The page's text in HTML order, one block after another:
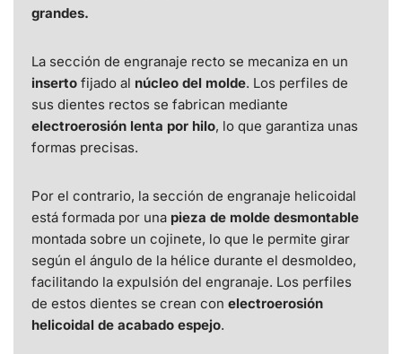
grandes.
La sección de engranaje recto se mecaniza en un
inserto fijado al núcleo del molde. Los perfiles de
sus dientes rectos se fabrican mediante
electroerosión lenta por hilo, lo que garantiza unas
formas precisas.
Por el contrario, la sección de engranaje helicoidal
está formada por una pieza de molde desmontable
montada sobre un cojinete, lo que le permite girar
según el ángulo de la hélice durante el desmoldeo,
facilitando la expulsión del engranaje. Los perfiles
de estos dientes se crean con electroerosión
helicoidal de acabado espejo.